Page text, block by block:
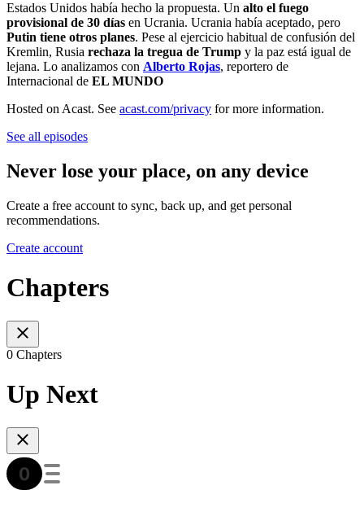
Estados Unidos había hecho la propuesta. Un alto el fuego
provisional de 30 días en Ucrania. Ucrania había aceptado, pero
Putin tiene otros planes. Pese al ejercicio habitual de confusión del
Kremlin, Rusia rechaza la tregua de Trump y la paz está igual de
lejana. Lo analizamos con Alberto Rojas, reportero de
Internacional de EL MUNDO
Hosted on Acast. See acast.com/privacy for more information.
See all episodes
Never lose your place, on any device
Create a free account to sync, back up, and get personal
recommendations.
Create account
Chapters
0 Chapters
Up Next